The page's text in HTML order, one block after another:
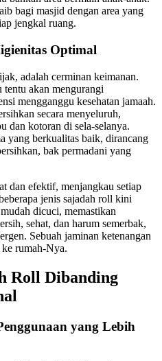
bagi masjid dengan area yang
jengkal ruang.
Optimal
adalah cerminan keimanan.
tentu akan mengurangi
mengganggu kesehatan jamaah.
secara menyeluruh,
dan kotoran di sela-selanya.
yang berkualitas baik, dirancang
bak permadani yang
dan efektif, menjangkau setiap
jenis sajadah roll kini
dicuci, memastikan
sehat, dan harum semerbak,
Sebuah jaminan ketenangan
ke rumah-Nya.
Roll Dibanding
yang Lebih